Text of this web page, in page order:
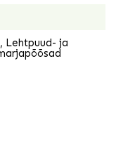
, Lehtpuud- ja